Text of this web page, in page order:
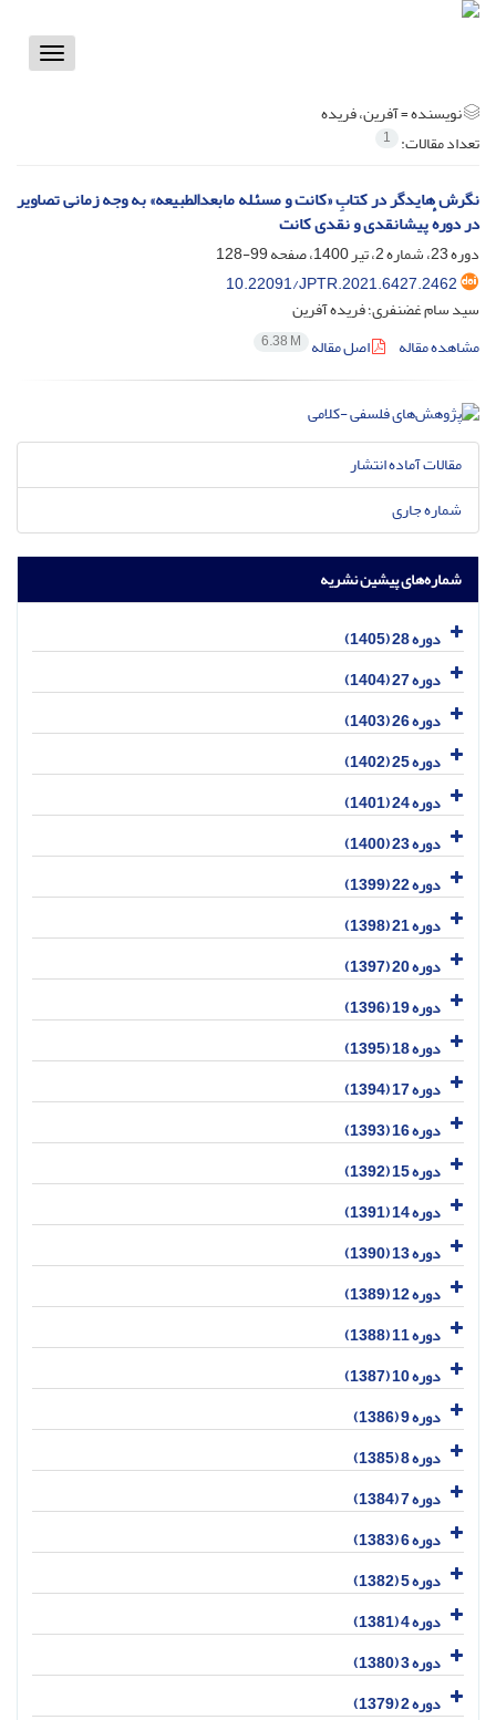
Toggle
نویسنده =آفرین، فریده
تعداد مقالات: 1
نگرش ‌هایدگر در کتابِ «کانت و مسئله مابعدالطبیعه» به وجه زمانی تصاویر
در دورهٔ پیشانقدی و نقدی کانت
دوره 23، شماره 2، تیر 1400، صفحه
99-128
10.22091/JPTR.2021.6427.2462
سید سام غضنفری؛ فریده آفرین
مشاهده مقاله
اصل مقاله 6.38 M
مقالات آماده انتشار
شماره جاری
شماره‌های پیشین نشریه
دوره 28 (1405)
دوره 27 (1404)
دوره 26 (1403)
دوره 25 (1402)
دوره 24 (1401)
دوره 23 (1400)
دوره 22 (1399)
دوره 21 (1398)
دوره 20 (1397)
دوره 19 (1396)
دوره 18 (1395)
دوره 17 (1394)
دوره 16 (1393)
دوره 15 (1392)
دوره 14 (1391)
دوره 13 (1390)
دوره 12 (1389)
دوره 11 (1388)
دوره 10 (1387)
دوره 9 (1386)
دوره 8 (1385)
دوره 7 (1384)
دوره 6 (1383)
دوره 5 (1382)
دوره 4 (1381)
دوره 3 (1380)
دوره 2 (1379)